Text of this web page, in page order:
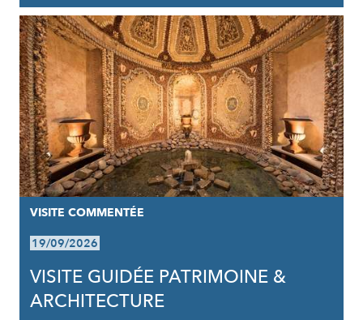
VISITE COMMENTÉE
19/09/2026
VISITE GUIDÉE PATRIMOINE &
ARCHITECTURE